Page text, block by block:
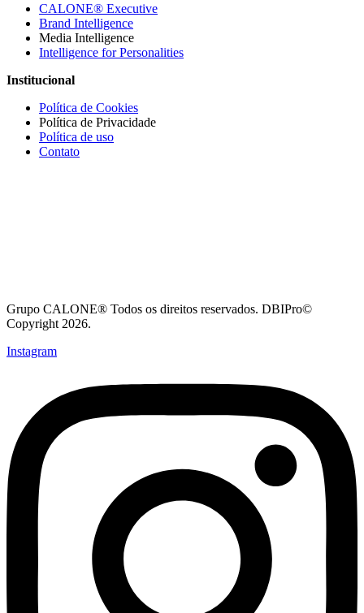
CALONE® Executive
Brand Intelligence
Media Intelligence
Intelligence for Personalities
Institucional
Política de Cookies
Política de Privacidade
Política de uso
Contato
Grupo CALONE® Todos os direitos reservados. DBIPro©
Copyright 2026.
Instagram